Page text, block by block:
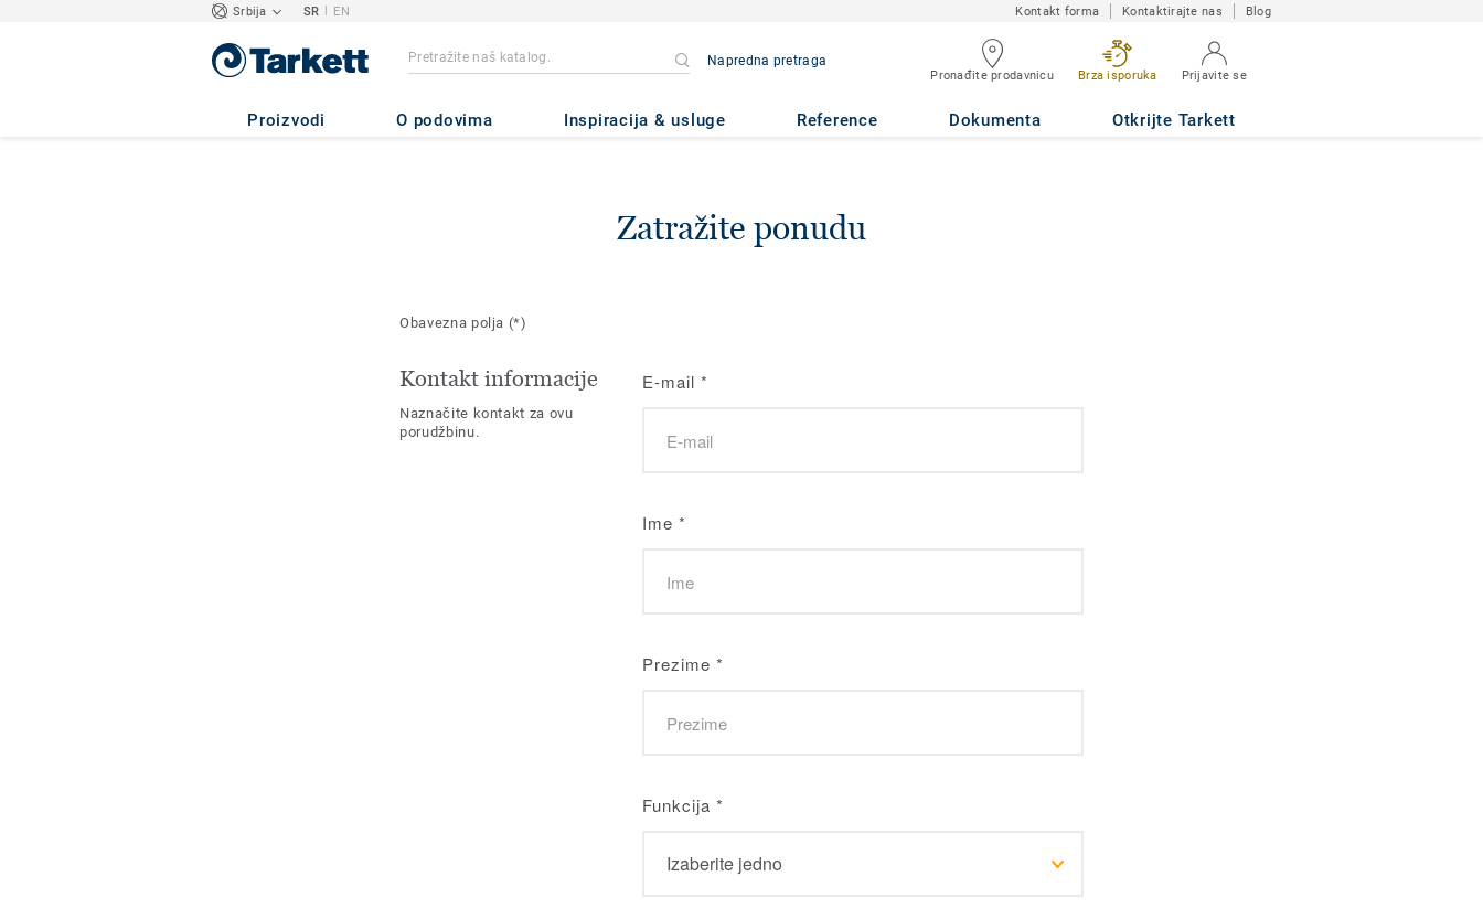
Srbija SR | EN Kontakt forma Kontaktirajte nas Blog
Napredna pretraga
Pronađite prodavnicu Brza isporuka Prijavite se
Proizvodi O podovima Inspiracija & usluge Reference Dokumenta Otkrijte Tarkett
Zatražite ponudu
Obavezna polja (*)
Kontakt informacije
Naznačite kontakt za ovu
porudžbinu.
E-mail *
Ime *
Prezime *
Funkcija *